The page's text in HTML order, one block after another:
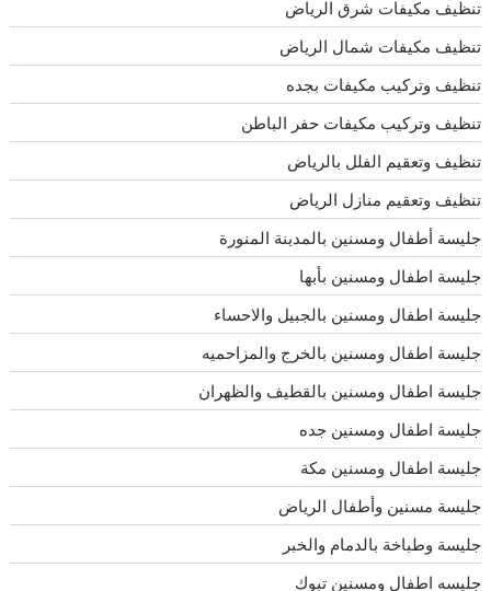
تنظيف مكيفات شرق الرياض
تنظيف مكيفات شمال الرياض
تنظيف وتركيب مكيفات بجده
تنظيف وتركيب مكيفات حفر الباطن
تنظيف وتعقيم الفلل بالرياض
تنظيف وتعقيم منازل الرياض
جليسة أطفال ومسنين بالمدينة المنورة
جليسة اطفال ومسنين بأبها
جليسة اطفال ومسنين بالجبيل والاحساء
جليسة اطفال ومسنين بالخرج والمزاحميه
جليسة اطفال ومسنين بالقطيف والظهران
جليسة اطفال ومسنين جده
جليسة اطفال ومسنين مكة
جليسة مسنين وأطفال الرياض
جليسة وطباخة بالدمام والخبر
جليسه اطفال ومسنين تبوك